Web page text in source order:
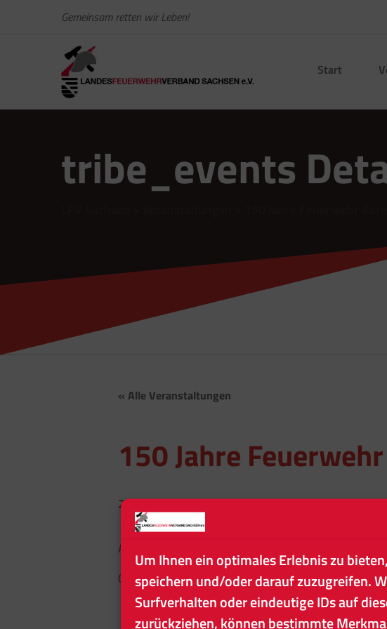
Um Ihnen ein optimales Erlebnis zu
speichern und/oder darauf zuzugreifen.
Surfverhalten oder eindeutige IDs auf
zurückziehen, können bestimmte
Gemeinsam retten wir Leben!
Start
tribe_events
« Alle Veranstaltungen
150 Jahre
29. August-30. August
Anton-Günther-Str. 9A
09471 Bärenstein
Zum Kalender hinzufügen